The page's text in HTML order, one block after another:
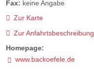
Fax: keine Angabe
Zur Karte
Zur Anfahrtsbeschreibung
Homepage:
www.backoefele.de